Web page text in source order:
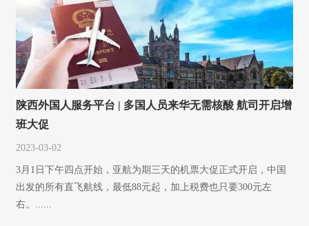
陕西外国人服务平台 | 多国人员来华无需核酸 航司开启增
班大促
2023-03-02
3月1日下午四点开始，亚航为期三天的机票大促正式开启，中国
出发的所有直飞航线，最低88元起，加上税费也只要300元左
右。......